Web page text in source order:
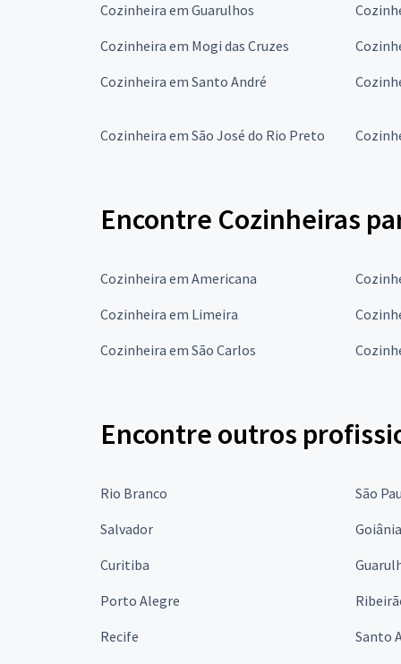
Cozinheira em Guarulhos
Cozinheira em Mogi das Cruzes
Cozinheira em Santo André
Cozinheira em São José do Rio Preto
Encontre Cozinheiras
Cozinheira em Americana
Cozinheira em Limeira
Cozinheira em São Carlos
Encontre outros
Rio Branco
São
Salvador
Goiânia
Curitiba
Porto Alegre
Recife
Santo